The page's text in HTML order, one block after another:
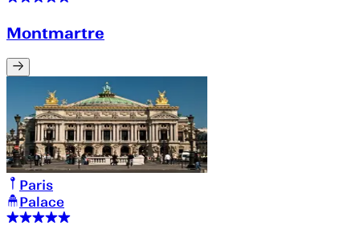
Montmartre
Paris
Palace